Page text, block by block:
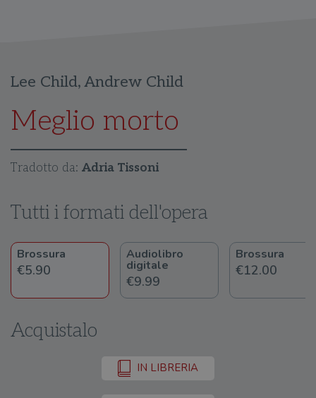
Lee Child,Andrew Child
Meglio morto
Tradotto da: Adria Tissoni
Tutti i formati dell'opera
Brossura
€5.90
Audiolibro
digitale
€9.99
Brossura
€12.00
Acquistalo
IN LIBRERIA